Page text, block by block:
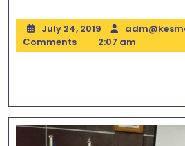
July 24, 2019July
24,
2019
Comments
2:07 am